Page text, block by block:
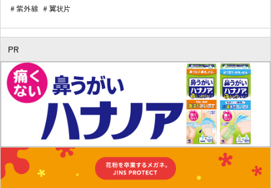
紫外線
翼状片
PR